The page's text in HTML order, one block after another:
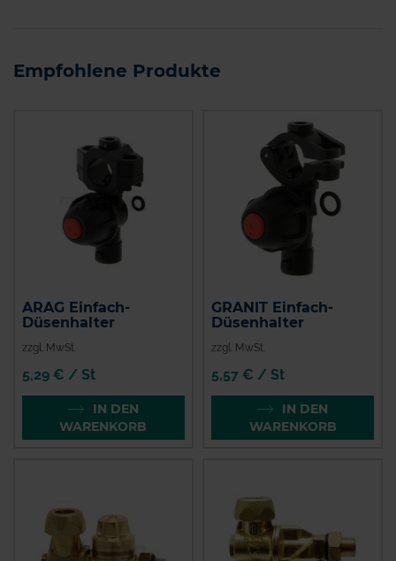
Empfohlene Produkte
ARAG Einfach-
Düsenhalter
zzgl. MwSt.
5,29 € / St
IN DEN
WARENKORB
GRANIT Einfach-
Düsenhalter
zzgl. MwSt.
5,57 € / St
IN DEN
WARENKORB